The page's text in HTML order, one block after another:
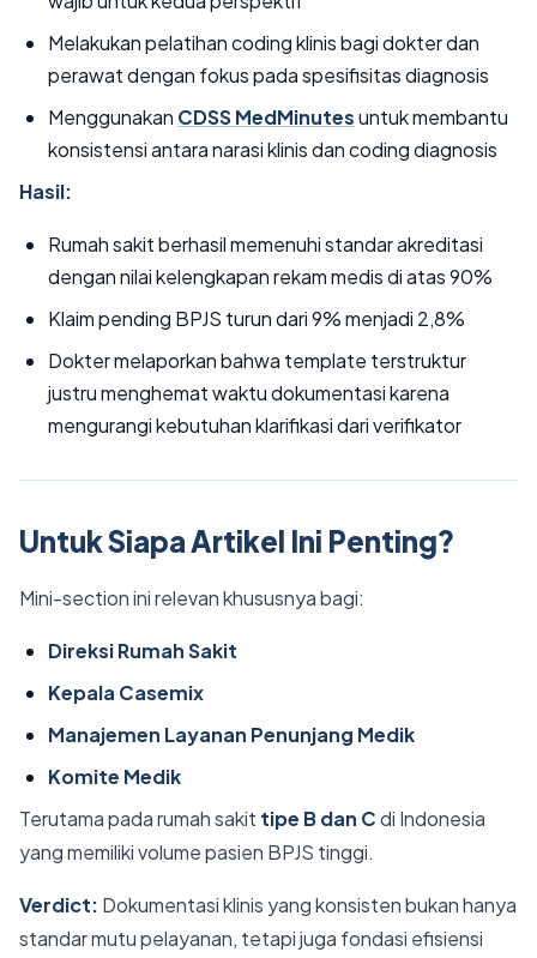
Melakukan pelatihan coding klinis bagi dokter dan
perawat dengan fokus pada spesifisitas diagnosis
Menggunakan CDSS MedMinutesuntuk membantu
konsistensi antara narasi klinis dan coding diagnosis
Hasil:
Rumah sakit berhasil memenuhi standar akreditasi
dengan nilai kelengkapan rekam medis di atas 90%
Klaim pending BPJS turun dari 9% menjadi 2,8%
Dokter melaporkan bahwa template terstruktur
justru menghemat waktu dokumentasi karena
mengurangi kebutuhan klarifikasi dari verifikator
Untuk Siapa Artikel Ini Penting?
Mini-section ini relevan khususnya bagi:
Direksi Rumah Sakit
Kepala Casemix
Manajemen Layanan Penunjang Medik
Komite Medik
Terutama pada rumah sakit tipe B dan Cdi Indonesia
yang memiliki volume pasien BPJS tinggi.
Verdict: Dokumentasi klinis yang konsisten bukan hanya
standar mutu pelayanan, tetapi juga fondasi efisiensi